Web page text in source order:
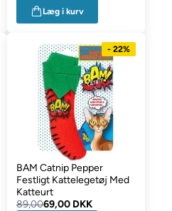
Læg i kurv
- 22%
BAM Catnip Pepper
Festligt Kattelegetøj Med
Katteurt
89,0069,00 DKK